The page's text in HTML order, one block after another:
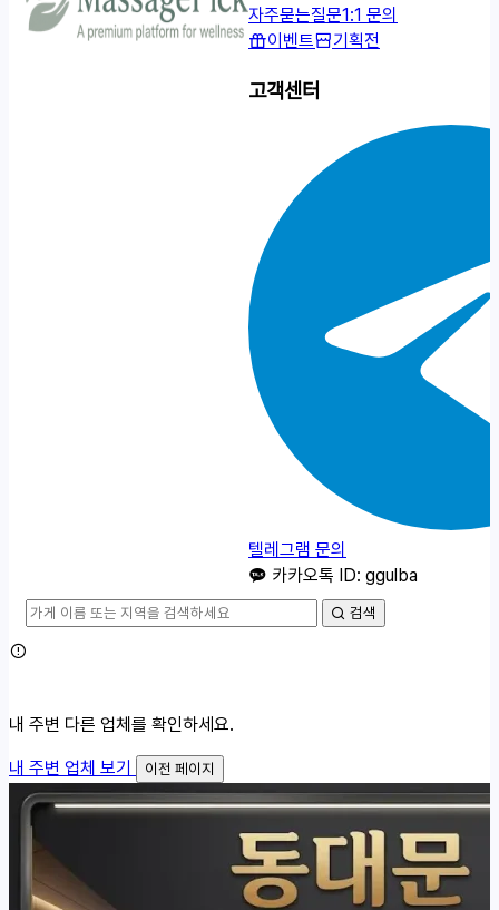
자주묻는질문1:1 문의
이벤트
기획전
고객센터
텔레그램 문의
카카오톡 ID: ggulba
검색
내 주변 다른 업체를 확인하세요.
내 주변 업체 보기
이전 페이지